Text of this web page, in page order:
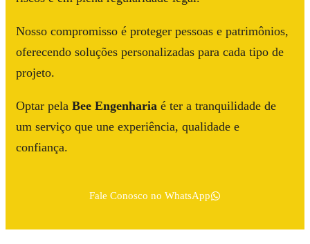
Nosso compromisso é proteger pessoas e patrimônios,
oferecendo soluções personalizadas para cada tipo de
projeto.
Optar pela Bee Engenharia é ter a tranquilidade de
um serviço que une experiência, qualidade e
confiança.
Fale Conosco no WhatsApp